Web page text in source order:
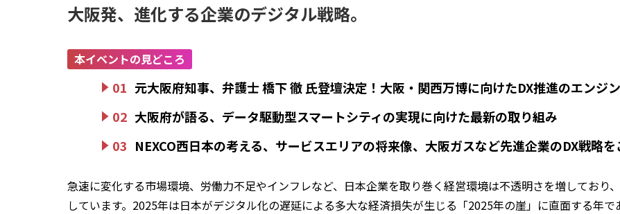
大阪発、進化する企業のデジタル戦略。
本イベントの見どころ
01 元大阪府知事、弁護士 橋下 徹 氏登壇決定！大阪・関西万博に向けたDX推進のエンジン
02 大阪府が語る、データ駆動型スマートシティの実現に向けた最新の取り組み
03 NEXCO西日本の考える、サービスエリアの将来像、大阪ガスなど先進企業のDX戦略
急速に変化する市場環境、労働力不足やインフレなど、日本企業を取り巻く経営環境は不透明さを増しており
しています。2025年は日本がデジタル化の遅延による多大な経済損失が生じる「2025年の崖」に直面する年で